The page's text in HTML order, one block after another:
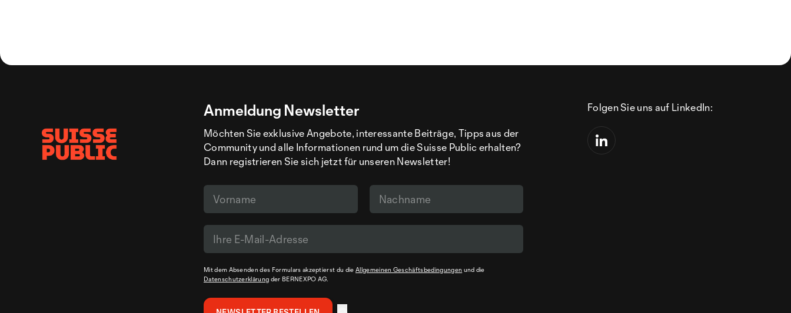
Anmeldung Newsletter
Möchten Sie exklusive Angebote, interessante Beiträge, Tipps aus der
Community und alle Informationen rund um die Suisse Public erhalten?
Dann registrieren Sie sich jetzt für unseren Newsletter!
Mit dem Absenden des Formulars akzeptierst du die Allgemeinen Geschäftsbedingungen und die
Datenschutzerklärung der BERNEXPO AG.
Folgen Sie uns auf LinkedIn: